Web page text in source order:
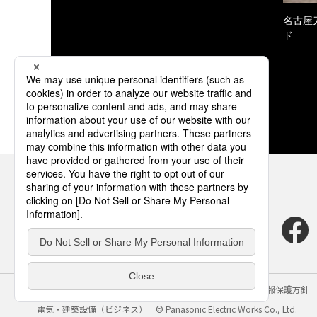
名古屋
ド
サイトのご利用にあたって クッキーポリシー
個人情報保護方針
電気・建築設備（ビジネス）
© Panasonic Electric Works Co., Ltd.